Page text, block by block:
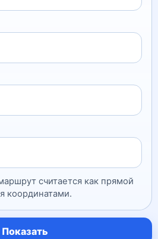
считается как прямой
координатами.
Показать